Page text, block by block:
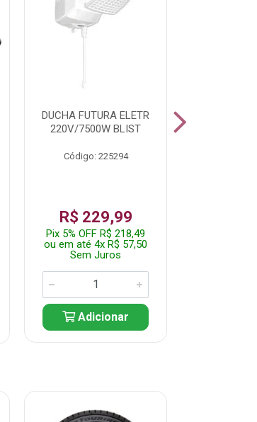
DUCHA FUTURA ELETR
220V/7500W BLIST
Código: 225294
R$ 229,99
Pix 5% OFF R$ 218,49
ou em até 4x R$ 57,50
Sem Juros
Adicionar